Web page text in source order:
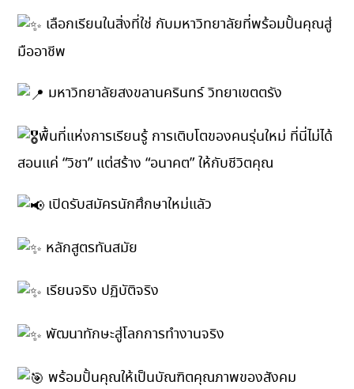
เลือกเรียนในสิ่งที่ใช่ กับมหาวิทยาลัยที่พร้อมปั้นคุณสู่
มืออาชีพ
มหาวิทยาลัยสงขลานครินทร์ วิทยาเขตตรัง
พื้นที่แห่งการเรียนรู้ การเติบโตของคนรุ่นใหม่ ที่นี่ไม่ได้
สอนแค่ “วิชา” แต่สร้าง “อนาคต” ให้กับชีวิตคุณ
เปิดรับสมัครนักศึกษาใหม่แลัว
หลักสูตรทันสมัย
เรียนจริง ปฏิบัติจริง
พัฒนาทักษะสู่โลกการทำงานจริง
พร้อมปั้นคุณให้เป็นบัณฑิตคุณภาพของสังคม